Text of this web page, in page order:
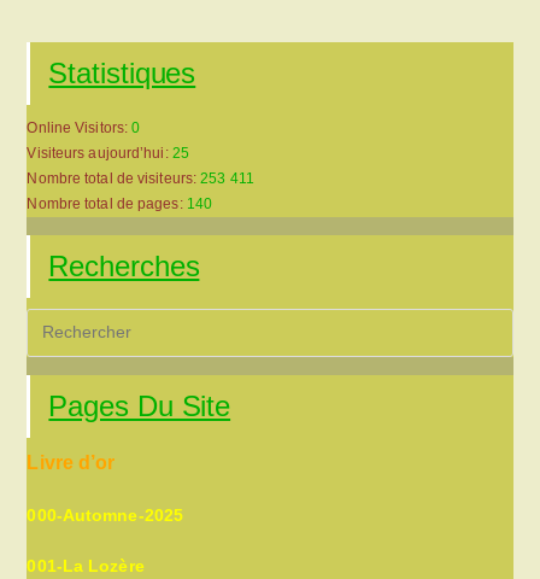
Statistiques
Online Visitors:0
Visiteurs aujourd’hui: 25
Nombre total de visiteurs:253 411
Nombre total de pages: 140
Recherches
to
Pages Du Site
Livre d’or
000-Automne-2025
001-La Lozère